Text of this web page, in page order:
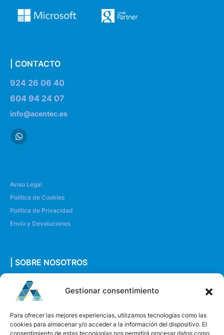
Gestionar consentimiento
Para ofrecer las mejores experiencias, utilizamos tecnologías como las
cookies para almacenar y/o acceder a la información del dispositivo. El
consentimiento de estas tecnologías nos permitirá procesar datos como
| CONTACTO
924 26 06 40
604 94 24 07
info@acentec.es
Aviso Legal
Política de Cookies
Política de Privacidad
Envío y Devoluciones
| SOBRE NOSOTROS
Quiénes somos
Envíanos un mensaje